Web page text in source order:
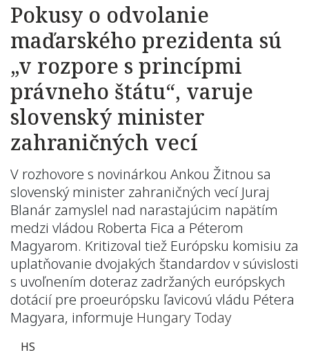
Pokusy o odvolanie
maďarského prezidenta sú
„v rozpore s princípmi
právneho štátu“, varuje
slovenský minister
zahraničných vecí
V rozhovore s novinárkou Ankou Žitnou sa
slovenský minister zahraničných vecí Juraj
Blanár zamyslel nad narastajúcim napätím
medzi vládou Roberta Fica a Péterom
Magyarom. Kritizoval tiež Európsku komisiu za
uplatňovanie dvojakých štandardov v súvislosti
s uvoľnením doteraz zadržaných európskych
dotácií pre proeurópsku ľavicovú vládu Pétera
Magyara, informuje Hungary Today
HS